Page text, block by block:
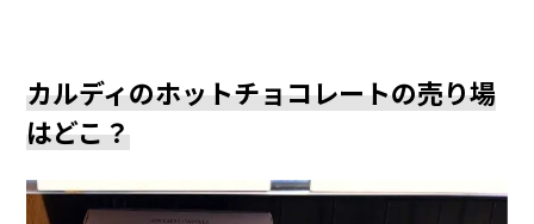
カルディのホットチョコレートの売り場
はどこ？